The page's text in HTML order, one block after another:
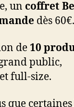
un coffret
dès 60€.
de 10
public,
full-size.
que